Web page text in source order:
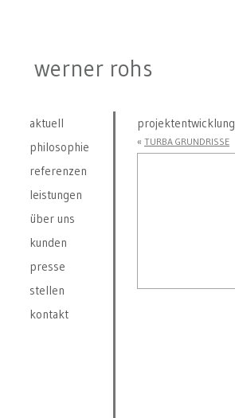
werner rohs
aktuell
philosophie
referenzen
leistungen
über uns
kunden
presse
stellen
kontakt
projektentwicklung
« TURBA GRUNDRISSE